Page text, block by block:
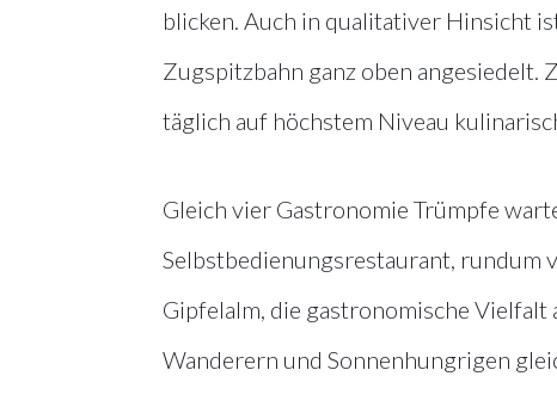
blicken. Auch in qualitativer Hinsicht
Zugspitzbahn ganz oben
täglich auf höchstem Niveau
Gleich vier Gastronomie Trümpfe
Selbstbedienungsrestaurant, rundum
Gipfelalm, die gastronomische Vielfalt
Wanderern und Sonnenhungrigen